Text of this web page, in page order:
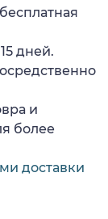
дней.
и
более
доставки